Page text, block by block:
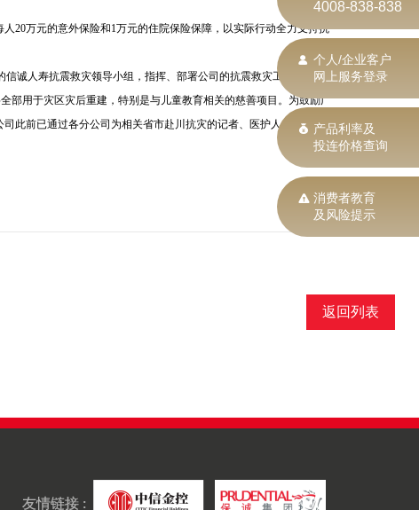
人20万元的意外保险和1万元的住院保险保障，以实际行动全力支持抗
信诚人寿抗震救灾领导小组，指挥、部署公司的抗震救灾工作，推出
部用于灾区灾后重建，特别是与儿童教育相关的慈善项目。为鼓励广
此前已通过各分公司为相关省市赴川抗灾的记者、医护人员、心理
返回列表
友情链接 :
4008-838-838
个人/企业客户
网上服务登录
产品利率及
投连价格查询
消费者教育
及风险提示